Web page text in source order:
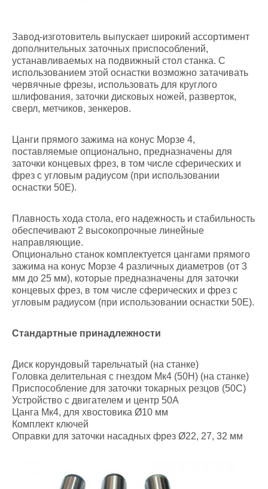
Завод-изготовитель выпускает широкий ассортимент
дополнительных заточных приспособлений,
устанавливаемых на подвижный стол станка. С
использованием этой оснастки возможно затачивать
червячные фрезы, использовать для круглого
шлифования, заточки дисковых ножей, разверток,
сверл, метчиков, зенкеров.
Цанги прямого зажима на конус Морзе 4,
поставляемые опционально, предназначены для
заточки концевых фрез, в том числе сферических и
фрез с угловым радиусом (при использовании
оснастки 50Е).
Плавность хода стола, его надежность и стабильность
обеспечивают 2 высокопрочные линейные
направляющие.
Опционально станок комплектуется цангами прямого
зажима на конус Морзе 4 различных диаметров (от 3
мм до 25 мм), которые предназначены для заточки
концевых фрез, в том числе сферических и фрез с
угловым радиусом (при использовании оснастки 50Е).
Стандартные принадлежности
Диск корундовый тарельчатый (на станке)
Головка делительная с гнездом Мк4 (50Н) (на станке)
Приспособление для заточки токарных резцов (50С)
Устройство с двигателем и центр 50А
Цанга Мк4, для хвостовика Ø10 мм
Комплект ключей
Оправки для заточки насадных фрез Ø22, 27, 32 мм